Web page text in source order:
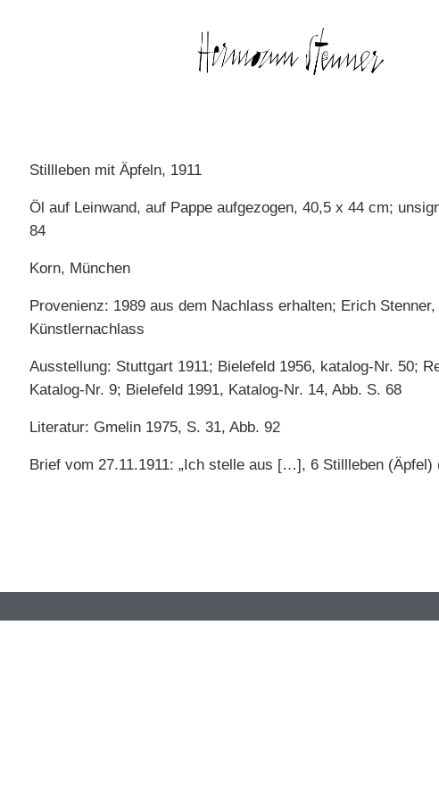
Stillleben mit Äpfeln, 1911
Öl auf Leinwand, auf Pappe aufgezogen, 40,5 x 44 cm;
84
Korn, München
Provenienz: 1989 aus dem Nachlass erhalten; Erich
Künstlernachlass
Ausstellung: Stuttgart 1911; Bielefeld 1956, katalog-Nr. 50;
Katalog-Nr. 9; Bielefeld 1991, Katalog-Nr. 14, Abb. S. 68
Literatur: Gmelin 1975, S. 31, Abb. 92
Brief vom 27.11.1911: „Ich stelle aus […], 6 Stillleben